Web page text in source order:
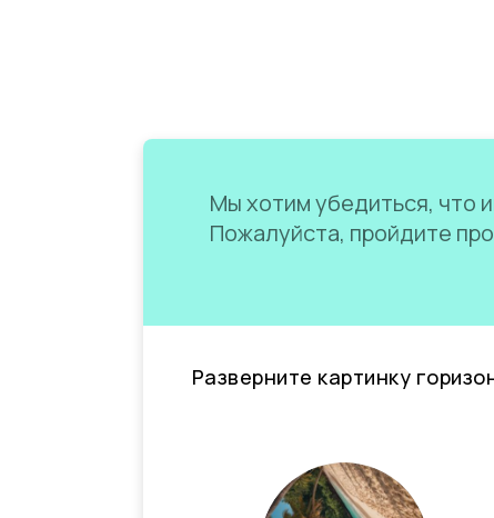
Мы хотим убедиться, что
Пожалуйста, пройдите
Разверните картинку